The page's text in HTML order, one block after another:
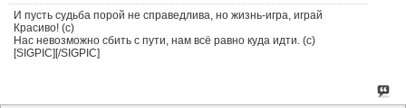
И пусть судьба порой не справедлива, но жизнь-игра, играй
Красиво! (с)
Нас невозможно сбить с пути, нам всё равно куда идти. (с)
[SIGPIC][/SIGPIC]